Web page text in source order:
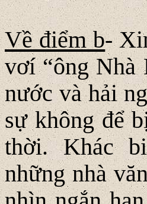
Về điểm b-
vơí “ông Nhà
nước và hải
sự không để
thời. Khác
những nhà